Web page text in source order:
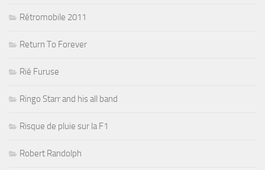
Rétromobile 2011
Return To Forever
Rié Furuse
Ringo Starr and his all band
Risque de pluie sur la F1
Robert Randolph